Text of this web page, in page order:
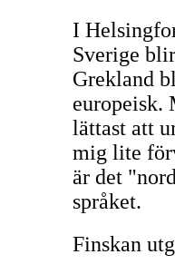
I
Sverige
Grekland
europeisk.
lättast att
mig lite
är det
språket.
Finskan